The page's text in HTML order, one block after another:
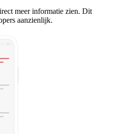
meer informatie zien. Dit
aanzienlijk.